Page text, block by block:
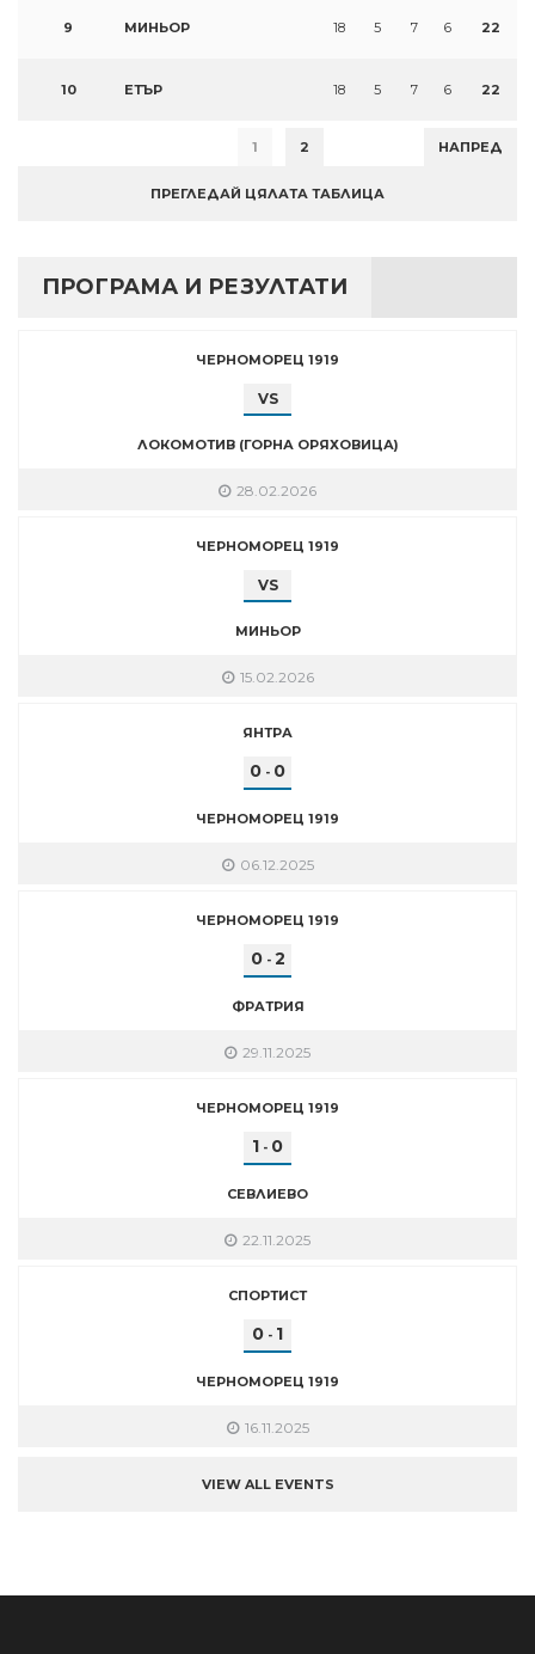
9 МИНЬОР 18 5 7 6 22
10 ЕТЪР 18 5 7 6 22
1 2 НАПРЕД
ПРЕГЛЕДАЙ ЦЯЛАТА ТАБЛИЦА
ПРОГРАМА И РЕЗУЛТАТИ
ЧЕРНОМОРЕЦ 1919
VS
ЛОКОМОТИВ (ГОРНА ОРЯХОВИЦА)
28.02.2026
ЧЕРНОМОРЕЦ 1919
VS
МИНЬОР
15.02.2026
ЯНТРА
0 - 0
ЧЕРНОМОРЕЦ 1919
06.12.2025
ЧЕРНОМОРЕЦ 1919
0- 2
ФРАТРИЯ
29.11.2025
ЧЕРНОМОРЕЦ 1919
1 - 0
СЕВЛИЕВО
22.11.2025
СПОРТИСТ
0 - 1
ЧЕРНОМОРЕЦ 1919
16.11.2025
VIEW ALL EVENTS